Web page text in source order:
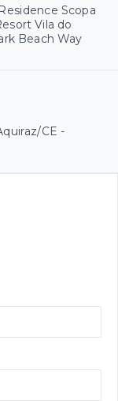
Scopa
Vila do
Beach Way
CE -